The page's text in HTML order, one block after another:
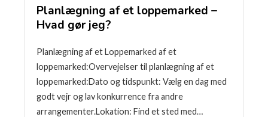
Planlægning af et loppemarked –
Hvad gør jeg?
Planlægning af et Loppemarked af et
loppemarked:Overvejelser til planlægning af et
loppemarked:Dato og tidspunkt: Vælg en dag med
godt vejr og lav konkurrence fra andre
arrangementer.Lokation: Find et sted med…